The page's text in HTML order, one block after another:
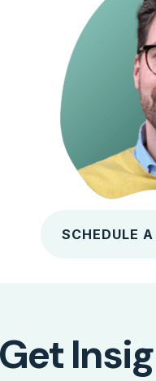
SCHEDULE